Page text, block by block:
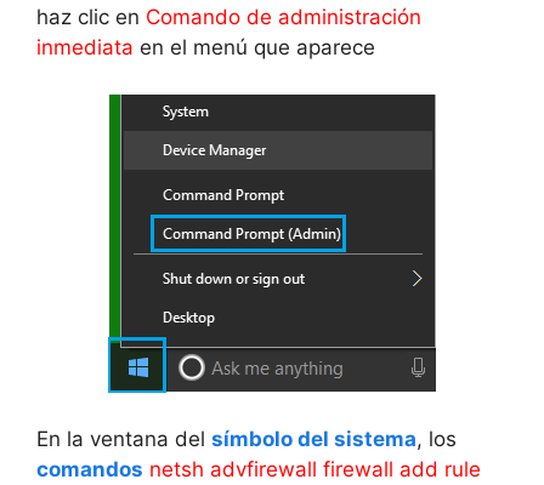
haz clic en Comando de administración
inmediata en el menú que aparece
En la ventana del símbolo del sistema, los
comandos netsh advfirewall firewall add rule